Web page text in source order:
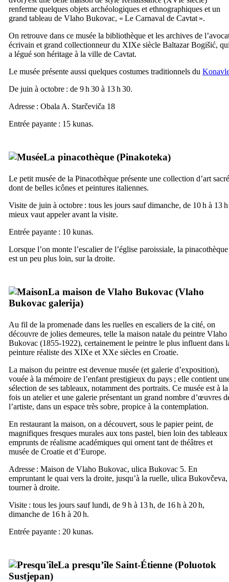
renferme quelques objets archéologiques et ethnographiques et un
grand tableau de Vlaho Bukovac, « Le Carnaval de Cavtat ».
On retrouve dans ce musée la bibliothèque et les archives de
écrivain et grand collectionneur du XIXe siècle Baltazar Bogišić,
a légué son héritage à la ville de Cavtat.
Le musée présente aussi quelques costumes traditionnels du
De juin à octobre : de 9 h 30 à 13 h 30.
Adresse : Obala A. Starčeviča 18
Entrée payante : 15 kunas.
La pinacothèque (Pinakoteka)
Le petit musée de la Pinacothèque présente une collection d’art
dont de belles icônes et peintures italiennes.
Visite de juin à octobre : tous les jours sauf dimanche, de 10 h à 13
mieux vaut appeler avant la visite.
Entrée payante : 10 kunas.
Lorsque l’on monte l’escalier de l’église paroissiale, la pinacothèque
est un peu plus loin, sur la droite.
La maison de Vlaho Bukovac (Vlaho
Bukovac galerija)
Au fil de la promenade dans les ruelles en escaliers de la cité, on
découvre de jolies demeures, telle la maison natale du peintre Vlaho
Bukovac (1855-1922), certainement le peintre le plus influent dans
peinture réaliste des XIXe et XXe siècles en Croatie.
La maison du peintre est devenue musée (et galerie d’exposition),
vouée à la mémoire de l’enfant prestigieux du pays ; elle contient
sélection de ses tableaux, notamment des portraits. Ce musée est à la
fois un atelier et une galerie présentant un grand nombre d’œuvres
l’artiste, dans un espace très sobre, propice à la contemplation.
En restaurant la maison, on a découvert, sous le papier peint, de
magnifiques fresques murales aux tons pastel, bien loin des tableaux
emprunts de réalisme académiques qui ornent tant de théâtres et
musée de Croatie et d’Europe.
Adresse : Maison de Vlaho Bukovac, ulica Bukovac 5. En
empruntant le quai vers la droite, jusqu’à la ruelle, ulica Bukovčeva,
tourner à droite.
Visite : tous les jours sauf lundi, de 9 h à 13 h, de 16 h à 20 h,
dimanche de 16 h à 20 h.
Entrée payante : 20 kunas.
La presqu’île Saint-Étienne (Poluotok
Sustjepan)